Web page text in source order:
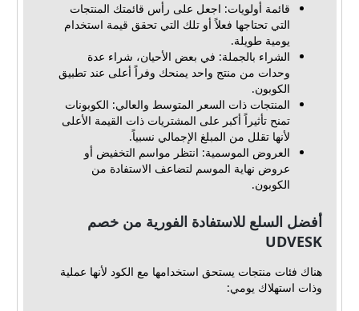
قائمة أولويات: اجعل على رأس قائمتك المنتجات
التي تحتاجها فعلاً أو تلك التي تحقق قيمة استخدام
يومية طويلة.
الشراء بالجملة: في بعض الأحيان، شراء عدة
وحدات من منتج واحد يمنحك وفراً أعلى عند تطبيق
الكوبون.
المنتجات ذات السعر المتوسط والعالي: الكوبونات
تمنح تأثيراً أكبر على المشتريات ذات القيمة الأعلى
لأنها تقلل من المبلغ الإجمالي نسبياً.
العروض الموسمية: انتظر مواسم التخفيض أو
عروض نهاية الموسم لتضاعف الاستفادة من
الكوبون.
أفضل السلع للاستفادة الفورية من خصم
UDVESK
هناك فئات منتجات يستحق استخدامها مع الكود لأنها عملية
وذات استهلاك يومي: